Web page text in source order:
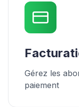
Gérez les
paiement